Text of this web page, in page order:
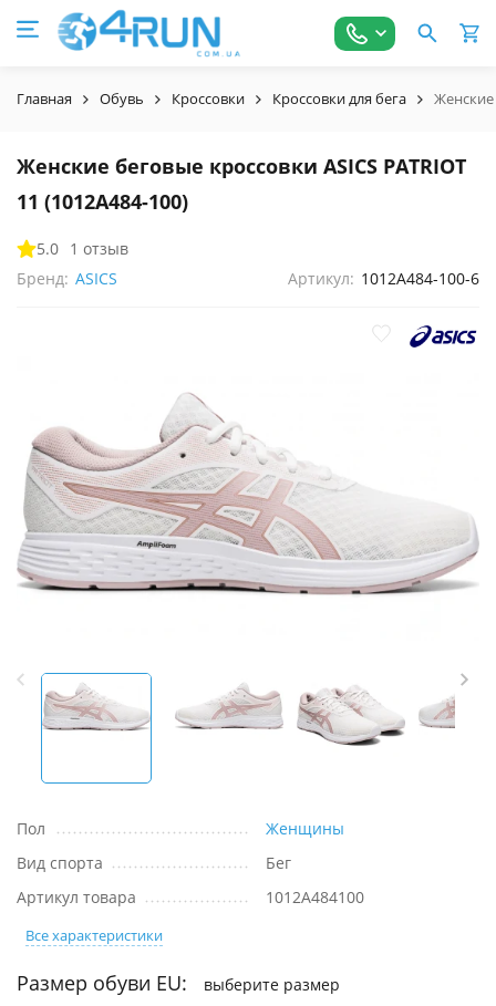
Главная Обувь Кроссовки Кроссовки для бега Женские
Женские беговые кроссовки ASICS PATRIOT
11 (1012A484-100)
5.0 1 отзыв
Бренд: ASICS Артикул: 1012A484-100-6
Пол
Женщины
Вид спорта
Бег
Артикул товара
1012A484100
Все характеристики
Размер обуви EU:
выберите размер